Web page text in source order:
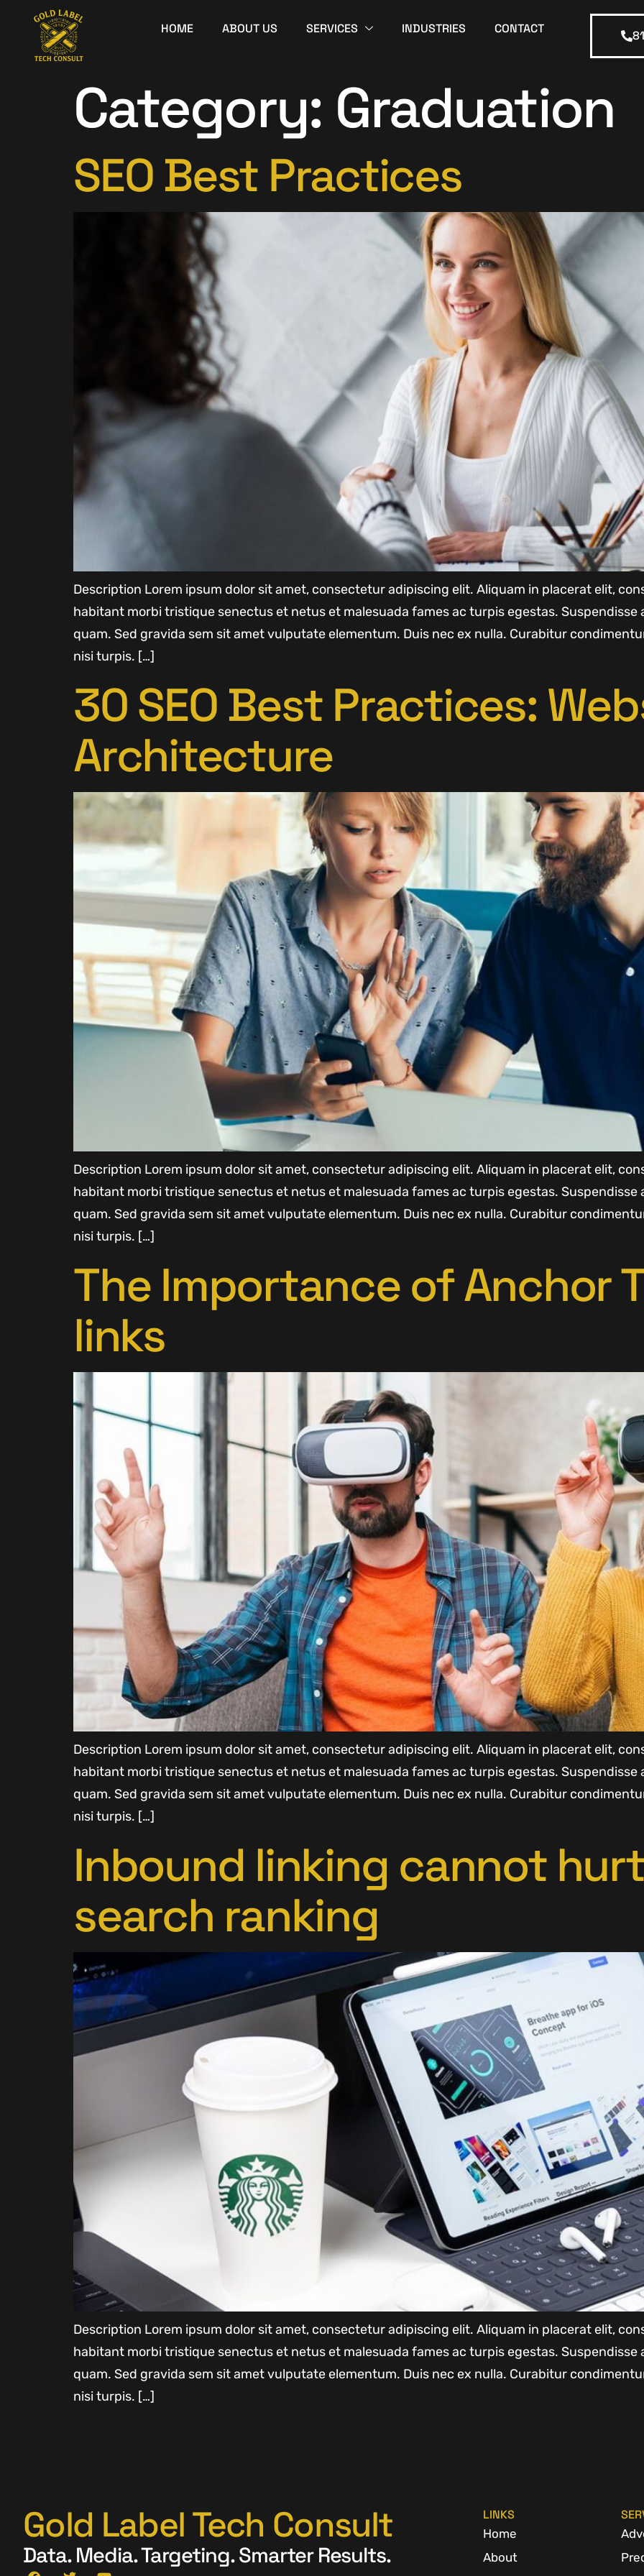
HOME ABOUT US SERVICES INDUSTRIES CONTACT
Category: Graduation
SEO Best Practices
Description Lorem ipsum dolor sit amet, consectetur adipiscing elit. Aliquam in placerat elit,
habitant morbi tristique senectus et netus et malesuada fames ac turpis egestas.
quam. Sed gravida sem sit amet vulputate elementum. Duis nec ex nulla. Curabitur
nisi turpis. […]
30 SEO Best Practices:
Architecture
Description Lorem ipsum dolor sit amet, consectetur adipiscing elit. Aliquam in placerat elit,
habitant morbi tristique senectus et netus et malesuada fames ac turpis egestas.
quam. Sed gravida sem sit amet vulputate elementum. Duis nec ex nulla. Curabitur
nisi turpis. […]
The Importance of Anchor
links
Description Lorem ipsum dolor sit amet, consectetur adipiscing elit. Aliquam in placerat elit,
habitant morbi tristique senectus et netus et malesuada fames ac turpis egestas.
quam. Sed gravida sem sit amet vulputate elementum. Duis nec ex nulla. Curabitur
nisi turpis. […]
Inbound linking cannot
search ranking
Description Lorem ipsum dolor sit amet, consectetur adipiscing elit. Aliquam in placerat elit,
habitant morbi tristique senectus et netus et malesuada fames ac turpis egestas.
quam. Sed gravida sem sit amet vulputate elementum. Duis nec ex nulla. Curabitur
nisi turpis. […]
Gold Label Tech Consult
Data. Media. Targeting. Smarter Results.
LINKS
Home
About